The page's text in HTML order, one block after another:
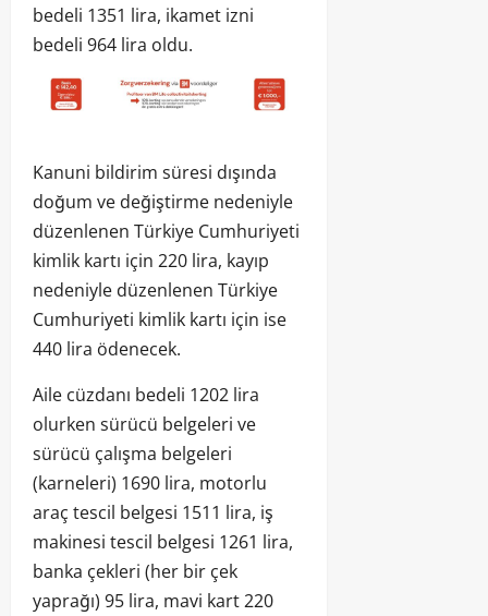
bedeli 1351 lira, ikamet izni
bedeli 964 lira oldu.
Kanuni bildirim süresi dışında
doğum ve değiştirme nedeniyle
düzenlenen Türkiye Cumhuriyeti
kimlik kartı için 220 lira, kayıp
nedeniyle düzenlenen Türkiye
Cumhuriyeti kimlik kartı için ise
440 lira ödenecek.
Aile cüzdanı bedeli 1202 lira
olurken sürücü belgeleri ve
sürücü çalışma belgeleri
(karneleri) 1690 lira, motorlu
araç tescil belgesi 1511 lira, iş
makinesi tescil belgesi 1261 lira,
banka çekleri (her bir çek
yaprağı) 95 lira, mavi kart 220